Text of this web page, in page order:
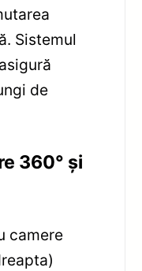
Sistemul
de
360° și
camere